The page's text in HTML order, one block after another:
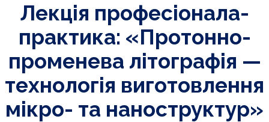
Лекція професіонала-
практика: «Протонно-
променева літографія —
технологія виготовлення
мікро- та наноструктур»